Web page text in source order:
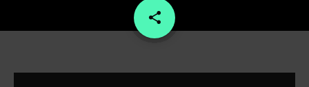
share
email